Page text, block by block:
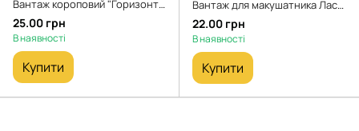
Вантаж короповий "Горизонт" 60г
25.00 грн
В наявності
Купити
Вантаж для макушатника Ласточкин Хвіст 60г
22.00 грн
В наявності
Купити